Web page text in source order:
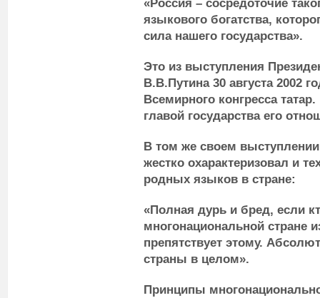
«Россия – сосредоточие
языкового богатства,
сила нашего государства».
Это из выступления
В.В.Путина 30 августа 2002
Всемирного конгресса
главой государства его
В том же своем
жестко охарактеризовал и
родных языков в стране:
«Полная дурь и бред, если
многонациональной стране
препятствует этому.
страны в целом».
Принципы